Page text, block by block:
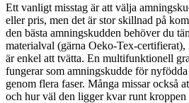
Ett vanligt misstag är att välja
eller pris, men det är stor skillnad på
den bästa amningskudden behöver du
materialval (gärna Oeko-Tex-
är enkel att tvätta. En multifunktionell
fungerar som amningskudde för
genom flera faser. Många missar också
och hur väl den ligger kvar runt